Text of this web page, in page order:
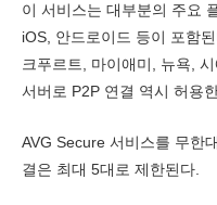
이 서비스는 대부분의 주요
iOS, 안드로이드 등이 포함
크푸르트, 마이애미, 뉴욕,
서버로 P2P 연결 역시 허용
AVG Secure 서비스를 무한
결은 최대 5대로 제한된다.